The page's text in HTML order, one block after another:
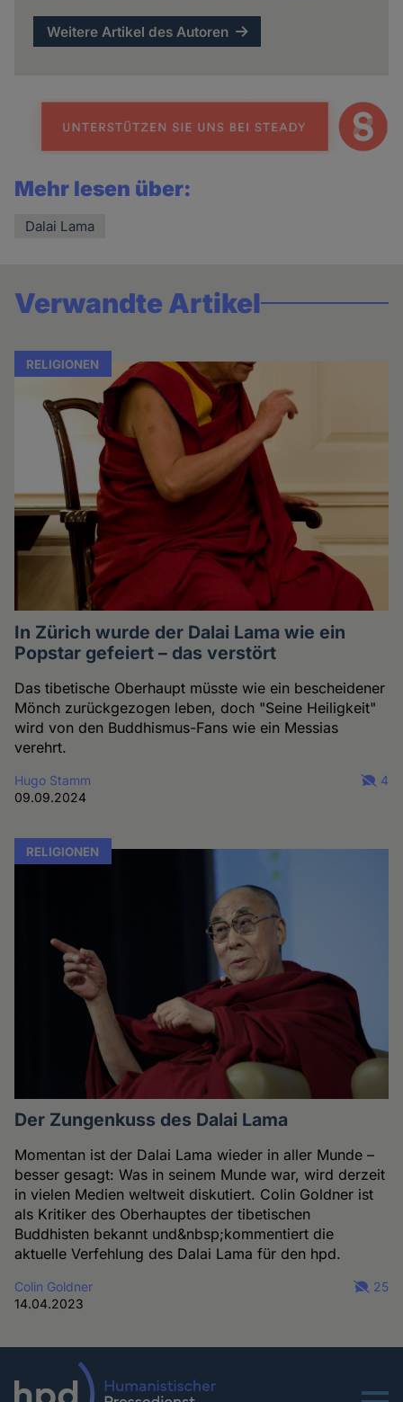
Weitere Artikel des Autoren
Mehr lesen über:
Dalai Lama
Verwandte Artikel
RELIGIONEN
In Zürich wurde der Dalai Lama wie ein
Popstar gefeiert – das verstört
Das tibetische Oberhaupt müsste wie ein bescheidener
Mönch zurückgezogen leben, doch "Seine Heiligkeit"
wird von den Buddhismus-Fans wie ein Messias
verehrt.
Hugo Stamm
09.09.2024
4
RELIGIONEN
Der Zungenkuss des Dalai Lama
Momentan ist der Dalai Lama wieder in aller Munde –
besser gesagt: Was in seinem Munde war, wird derzeit
in vielen Medien weltweit diskutiert. Colin Goldner ist
als Kritiker des Oberhauptes der tibetischen
Buddhisten bekannt und&nbsp;kommentiert die
aktuelle Verfehlung des Dalai Lama für den hpd.
Colin Goldner
14.04.2023
25